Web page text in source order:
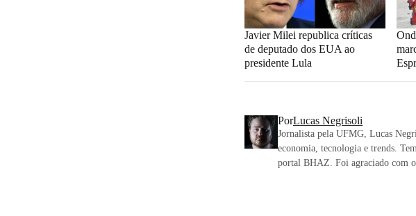
Javier Milei republica críticas
de deputado dos EUA ao
presidente Lula
PorLucas Negrisoli
Jornalista pela UFMG, Lucas
economia, tecnologia e trends.
portal BHAZ. Foi agraciado com